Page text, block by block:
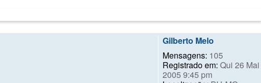
Gilberto Melo
Mensagens: 105
Registrado em: Qui 26 Mai
2005 9:45 pm